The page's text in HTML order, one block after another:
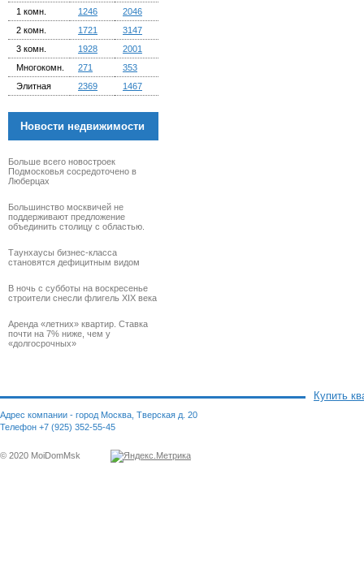
1 комн.
1246
2046
2 комн.
1721
3147
3 комн.
1928
2001
Многокомн.
271
353
Элитная
2369 1467
Новости недвижимости
Больше всего новостроек
Подмосковья сосредоточено в
Люберцах
Большинство москвичей не
поддерживают предложение
объединить столицу с областью.
Таунхаусы бизнес-класса
становятся дефицитным видом
В ночь с субботы на воскресенье
строители снесли флигель XIX века
Аренда «летних» квартир. Ставка
почти на 7% ниже, чем у
«долгосрочных»
Купить
Адрес компании - город Москва, Тверская д. 20
Телефон +7 (925) 352-55-45
© 2020 MoiDomMsk